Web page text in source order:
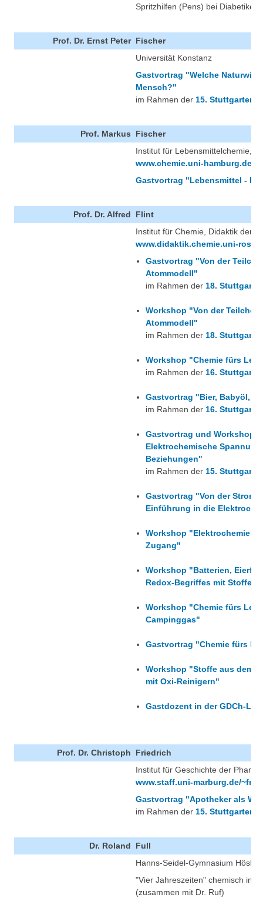
Spritzhilfen (Pens) bei
Prof. Dr. Ernst Peter Fischer
Universität Konstanz
Gastvortrag "Welche
Mensch?"
im Rahmen der 15. Stuttgarter
Prof. Markus
Fischer
Institut für Lebensmittelchemie,
www.chemie.uni-hamburg.de/
Gastvortrag "Lebensmittel -
Prof. Dr. Alfred
Flint
Institut für Chemie, Didaktik der
www.didaktik.chemie.uni-
Gastvortrag "Von der
Atommodell"
im Rahmen der 18.
Workshop "Von der
Atommodell"
im Rahmen der 18.
Workshop "Chemie fürs
im Rahmen der 16.
Gastvortrag "Bier, Babyöl,
im Rahmen der 16.
Gastvortrag und Workshop
Elektrochemische
Beziehungen"
im Rahmen der 15.
Gastvortrag "Von der Strom
Einführung in die
Workshop "Elektrochemie
Zugang"
Workshop "Batterien,
Redox-Begriffes mit Stoffen
Workshop "Chemie fürs
Campinggas"
Gastvortrag "Chemie fürs
Workshop "Stoffe aus dem
mit Oxi-Reinigern"
Gastdozent in der GDCh-
Prof. Dr. Christoph
Friedrich
Institut für Geschichte der
www.staff.uni-marburg.de/
Gastvortrag "Apotheker als
im Rahmen der 15. Stuttgarter
Dr. Roland
Full
Hanns-Seidel-Gymnasium
"Vier Jahreszeiten" chemisch
(zusammen mit Dr. Ruf)